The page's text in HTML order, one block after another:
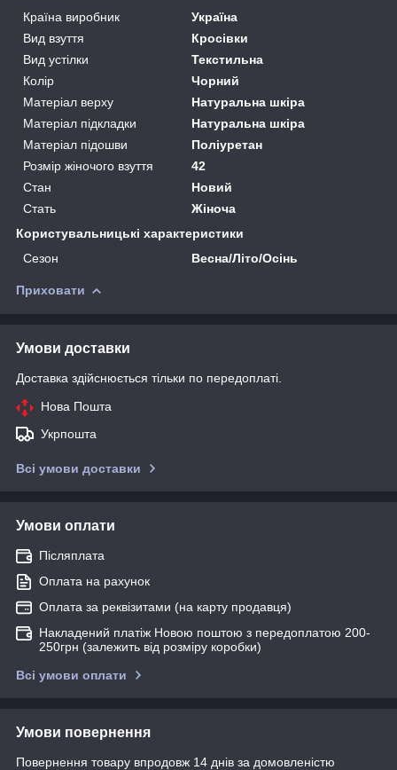
Країна виробник
Україна
Вид взуття
Кросівки
Вид устілки
Текстильна
Колір
Чорний
Матеріал верху
Натуральна шкіра
Матеріал підкладки
Натуральна шкіра
Матеріал підошви
Поліуретан
Розмір жіночого взуття
42
Стан
Новий
Стать
Жіноча
Користувальницькі характеристики
Сезон
Весна/Літо/Осінь
Приховати
Умови доставки
Доставка здійснюється тільки по передоплаті.
Нова Пошта
Укрпошта
Всі умови доставки
Умови оплати
Післяплата
Оплата на рахунок
Оплата за реквізитами (на карту продавця)
Накладений платіж Новою поштою з передоплатою 200-
250грн (залежить від розміру коробки)
Всі умови оплати
Умови повернення
Повернення товару впродовж 14 днів за домовленістю